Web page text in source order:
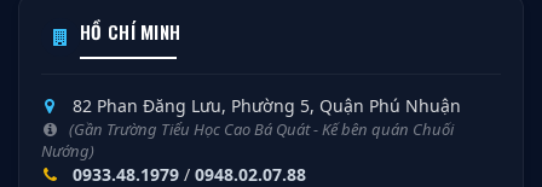
HỒ CHÍ MINH
82 Phan Đăng Lưu, Phường 5, Quận Phú Nhuận
(Gần Trường Tiểu Học Cao Bá Quát - Kế bên quán Chuối
Nướng)
0933.48.1979 / 0948.02.07.88